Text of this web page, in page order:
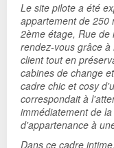
Le site pilote a été
appartement de 250
2ème étage, Rue de
rendez-vous grâce
client tout en
cabines de change
cadre chic et cosy
correspondait à
immédiatement de
d'appartenance à
Dans ce cadre